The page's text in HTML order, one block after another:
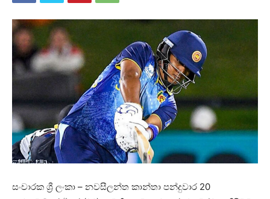
සංචාරක ශ්‍රී ලංකා – නවසීලන්ත කාන්තා පන්දුවාර 20